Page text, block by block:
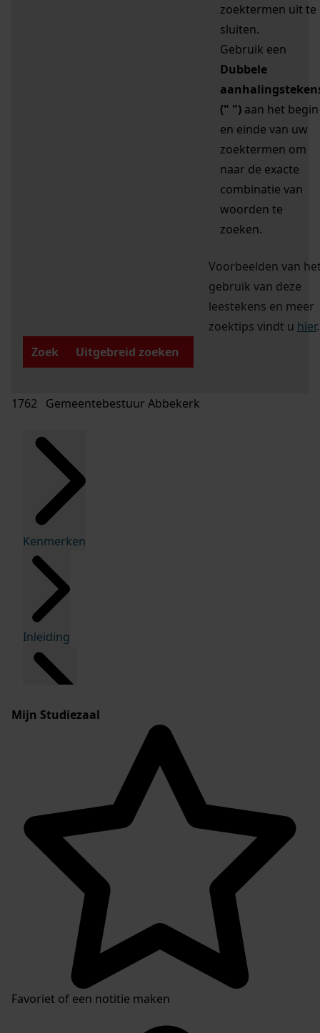
zoektermen uit te
sluiten.
Gebruik een
Dubbele
(" ") aan het begin
en einde van uw
zoektermen om
naar de exacte
combinatie van
woorden te
zoeken.
Voorbeelden van
gebruik van deze
leestekens en meer
zoektips vindt u hier.
Zoek
Uitgebreid zoeken
1762 Gemeentebestuur Abbekerk
Kenmerken
Inleiding
Mijn Studiezaal
Favoriet of een notitie maken